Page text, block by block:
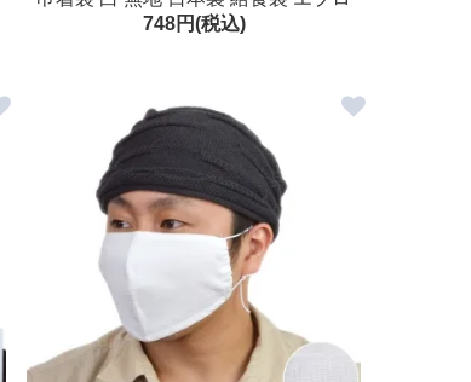
ン入れ 割烹着入れ
748円(税込)